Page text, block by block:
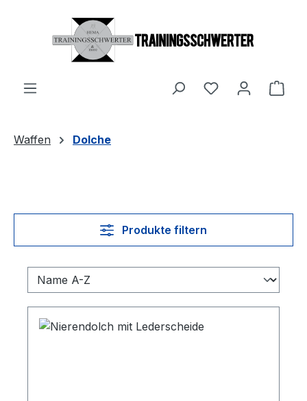
Zum Hauptinhalt springen
Du hast 0
Waffen Dolche
Produkte filtern